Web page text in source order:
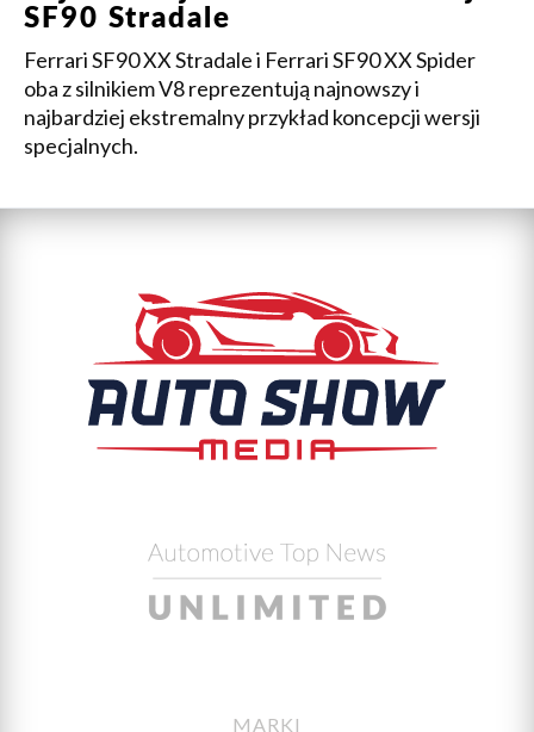
SF90 Stradale
Ferrari SF90 XX Stradale i Ferrari SF90 XX Spider
oba z silnikiem V8 reprezentują najnowszy i
najbardziej ekstremalny przykład koncepcji wersji
specjalnych.
MARKI